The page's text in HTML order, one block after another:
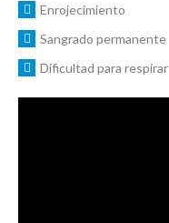
Enrojecimiento
Sangrado permanente
Dificultad para respirar